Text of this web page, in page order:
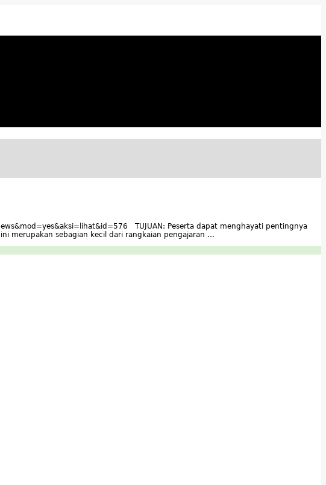
TUJUAN: Peserta dapat menghayati pentingnya
merupakan sebagian kecil dari rangkaian pengajaran …